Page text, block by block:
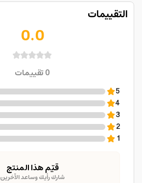
التقييمات
0.0
0تقييمات
5
4
3
2
1
قيّم هذا المنتج
شارك رأيك وساعد الآخرين